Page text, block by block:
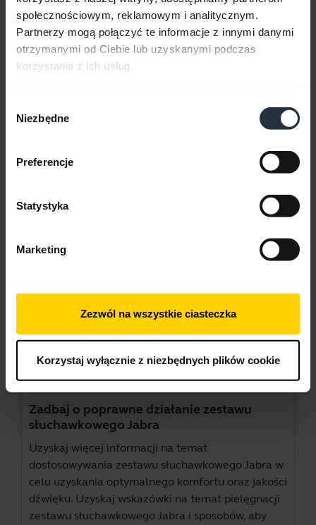
społecznościowym, reklamowym i analitycznym.
Partnerzy mogą połączyć te informacje z innymi danymi
otrzymanymi od Ciebie lub uzyskanymi podczas
korzystania z ich usług.
zgody
Niezbędne
Preferencje
Statystyka
Marketing
Zezwól na wszystkie ciasteczka
Korzystaj wyłącznie z niezbędnych plików cookie
Skrócona instrukcja obsługi
Angielski
Zadbaj o poprawne działanie zestawu
słuchawkowego Jabra
Uzyskaj więcej informacji na temat
dostosowywania zestawu słuchawkowego Jabra w
celu uzyskania optymalnego komfortu oraz jakości
dźwięku. Uzyskaj wskazówki na temat pielęgnacji
zestawu słuchawkowego Jabra i sposobów, aby